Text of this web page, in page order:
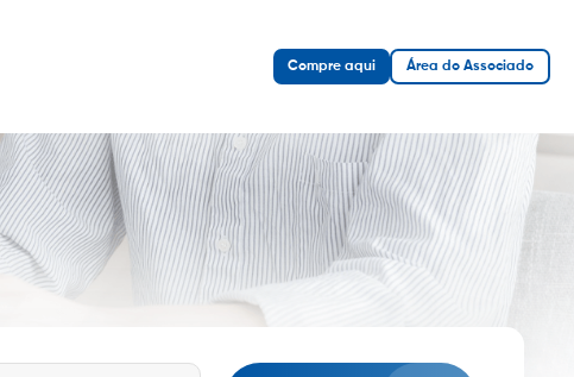
Compre aqui Área do Associado